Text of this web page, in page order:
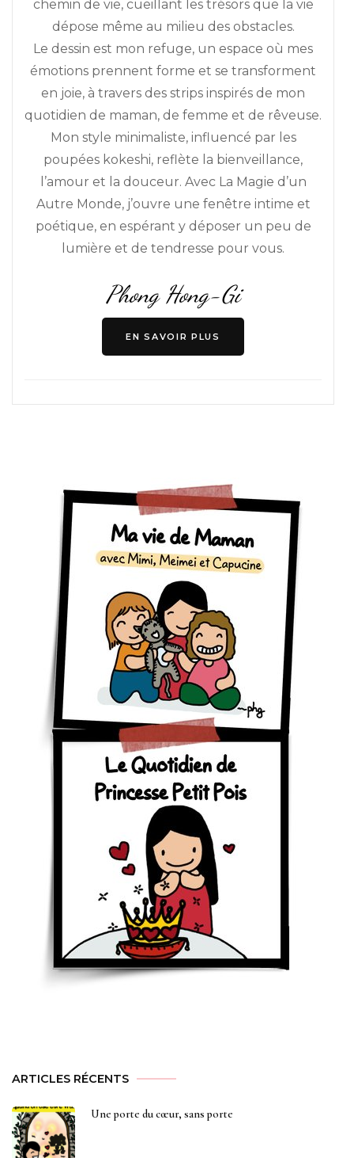
chemin de vie, cueillant les trésors que la vie
dépose même au milieu des obstacles.
Le dessin est mon refuge, un espace où mes
émotions prennent forme et se transforment
en joie, à travers des strips inspirés de mon
quotidien de maman, de femme et de rêveuse.
Mon style minimaliste, influencé par les
poupées kokeshi, reflète la bienveillance,
l’amour et la douceur. Avec La Magie d’un
Autre Monde, j’ouvre une fenêtre intime et
poétique, en espérant y déposer un peu de
lumière et de tendresse pour vous.
Phong Hong-Gi
EN SAVOIR PLUS
ARTICLES RÉCENTS
Une porte du cœur, sans porte